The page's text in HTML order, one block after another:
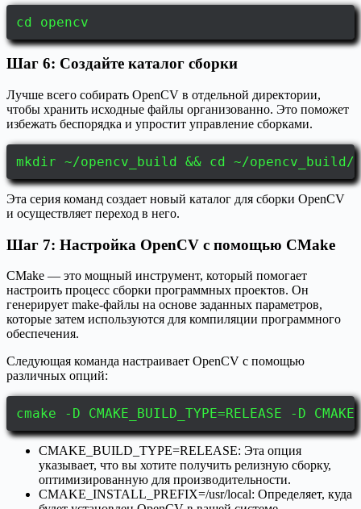
cd opencv
Шаг 6: Создайте каталог сборки
Лучше всего собирать OpenCV в отдельной директории,
чтобы хранить исходные файлы организованно. Это поможет
избежать беспорядка и упростит управление сборками.
mkdir ~/opencv_build && cd ~/
Эта серия команд создает новый каталог для сборки OpenCV
и осуществляет переход в него.
Шаг 7: Настройка OpenCV с помощью CMake
CMake — это мощный инструмент, который помогает
настроить процесс сборки программных проектов. Он
генерирует make-файлы на основе заданных параметров,
которые затем используются для компиляции программного
обеспечения.
Следующая команда настраивает OpenCV с помощью
различных опций:
cmake -D CMAKE_BUILD_TYPE=RELEASE -D
CMAKE_BUILD_TYPE=RELEASE: Эта опция
указывает, что вы хотите получить релизную сборку,
оптимизированную для производительности.
CMAKE_INSTALL_PREFIX=/usr/local: Определяет, куда